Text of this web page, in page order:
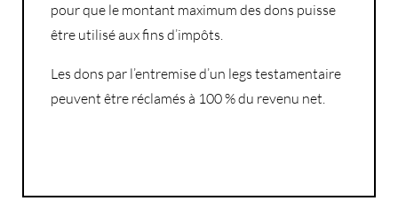
pour que le montant maximum des dons puisse
être utilisé aux fins d’impôts.
Les dons par l’entremise d’un legs testamentaire
peuvent être réclamés à 100 % du revenu net.